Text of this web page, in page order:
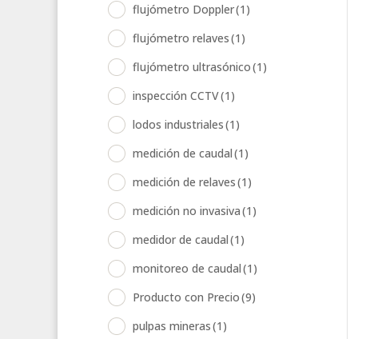
flujómetro Doppler(1)
flujómetro relaves(1)
flujómetro ultrasónico(1)
inspección CCTV(1)
lodos industriales(1)
medición de caudal(1)
medición de relaves(1)
medición no invasiva(1)
medidor de caudal(1)
monitoreo de caudal(1)
Producto con Precio(9)
pulpas mineras(1)